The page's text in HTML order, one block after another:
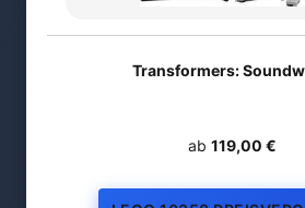
Transformers:
ab 119,00 €